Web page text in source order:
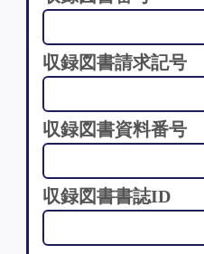
収録図書請求記号
収録図書資料番号
収録図書書誌ID